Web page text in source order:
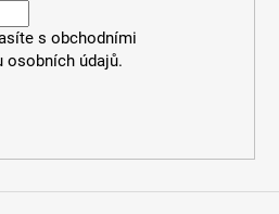
s obchodními
osobních údajů.